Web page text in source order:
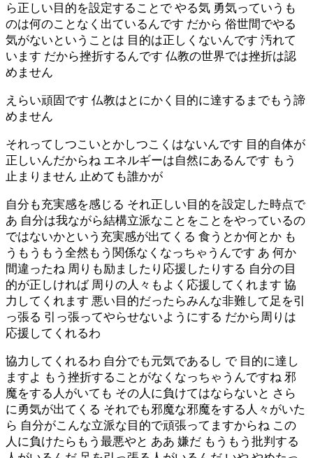
ら正しい目的を設定することで やる気 勇気っていうも
のは何のことなく出ているんです だから 俗世間でやる
気がないということは 目的は正しくないんです 汚れて
います だから挫折するんです 仏教の世界では挫折は認
めません
えらい頑固です 仏教はとにかく目的に達するまでもう諦
めません
それってしつこいとかしつこくはないんです 目的自体が
正しいんだからね エネルギーは自然にあるんです もう
止まりません 止めても誰かが
自分も充実感を感じる それ正しい目的を設定した時点で
あ 自分は我ながら結構立派なことをことをやっているの
ではないかという充実感が出てくる 食うとか何とか も
うもうもう全然もう関係なくなっちゃうんです あ 何か
間違ったね 周りも励ましたり応援したりする 自分の目
的が正しければ 周りの人々もよく応援してくれます 協
力してくれます 悪い目的だったらみんな非難して足を引
っ張る 引っ張ってやらせないようにする だから周りは
応援してくれるわ
協力してくれるわ 自分でも元気であるし で 目的に達し
ますよ もう挫折することがなくなっちゃうんですね 邪
魔をする人がいても その人に負けてはならないと さら
に勇気が出てくる それでも邪魔な邪魔をする人々がいた
ら 自分がこんな立派な目的で頑張ってますからね この
人に負けたらもう最悪やと ああ 嫌だ もうもう批判する